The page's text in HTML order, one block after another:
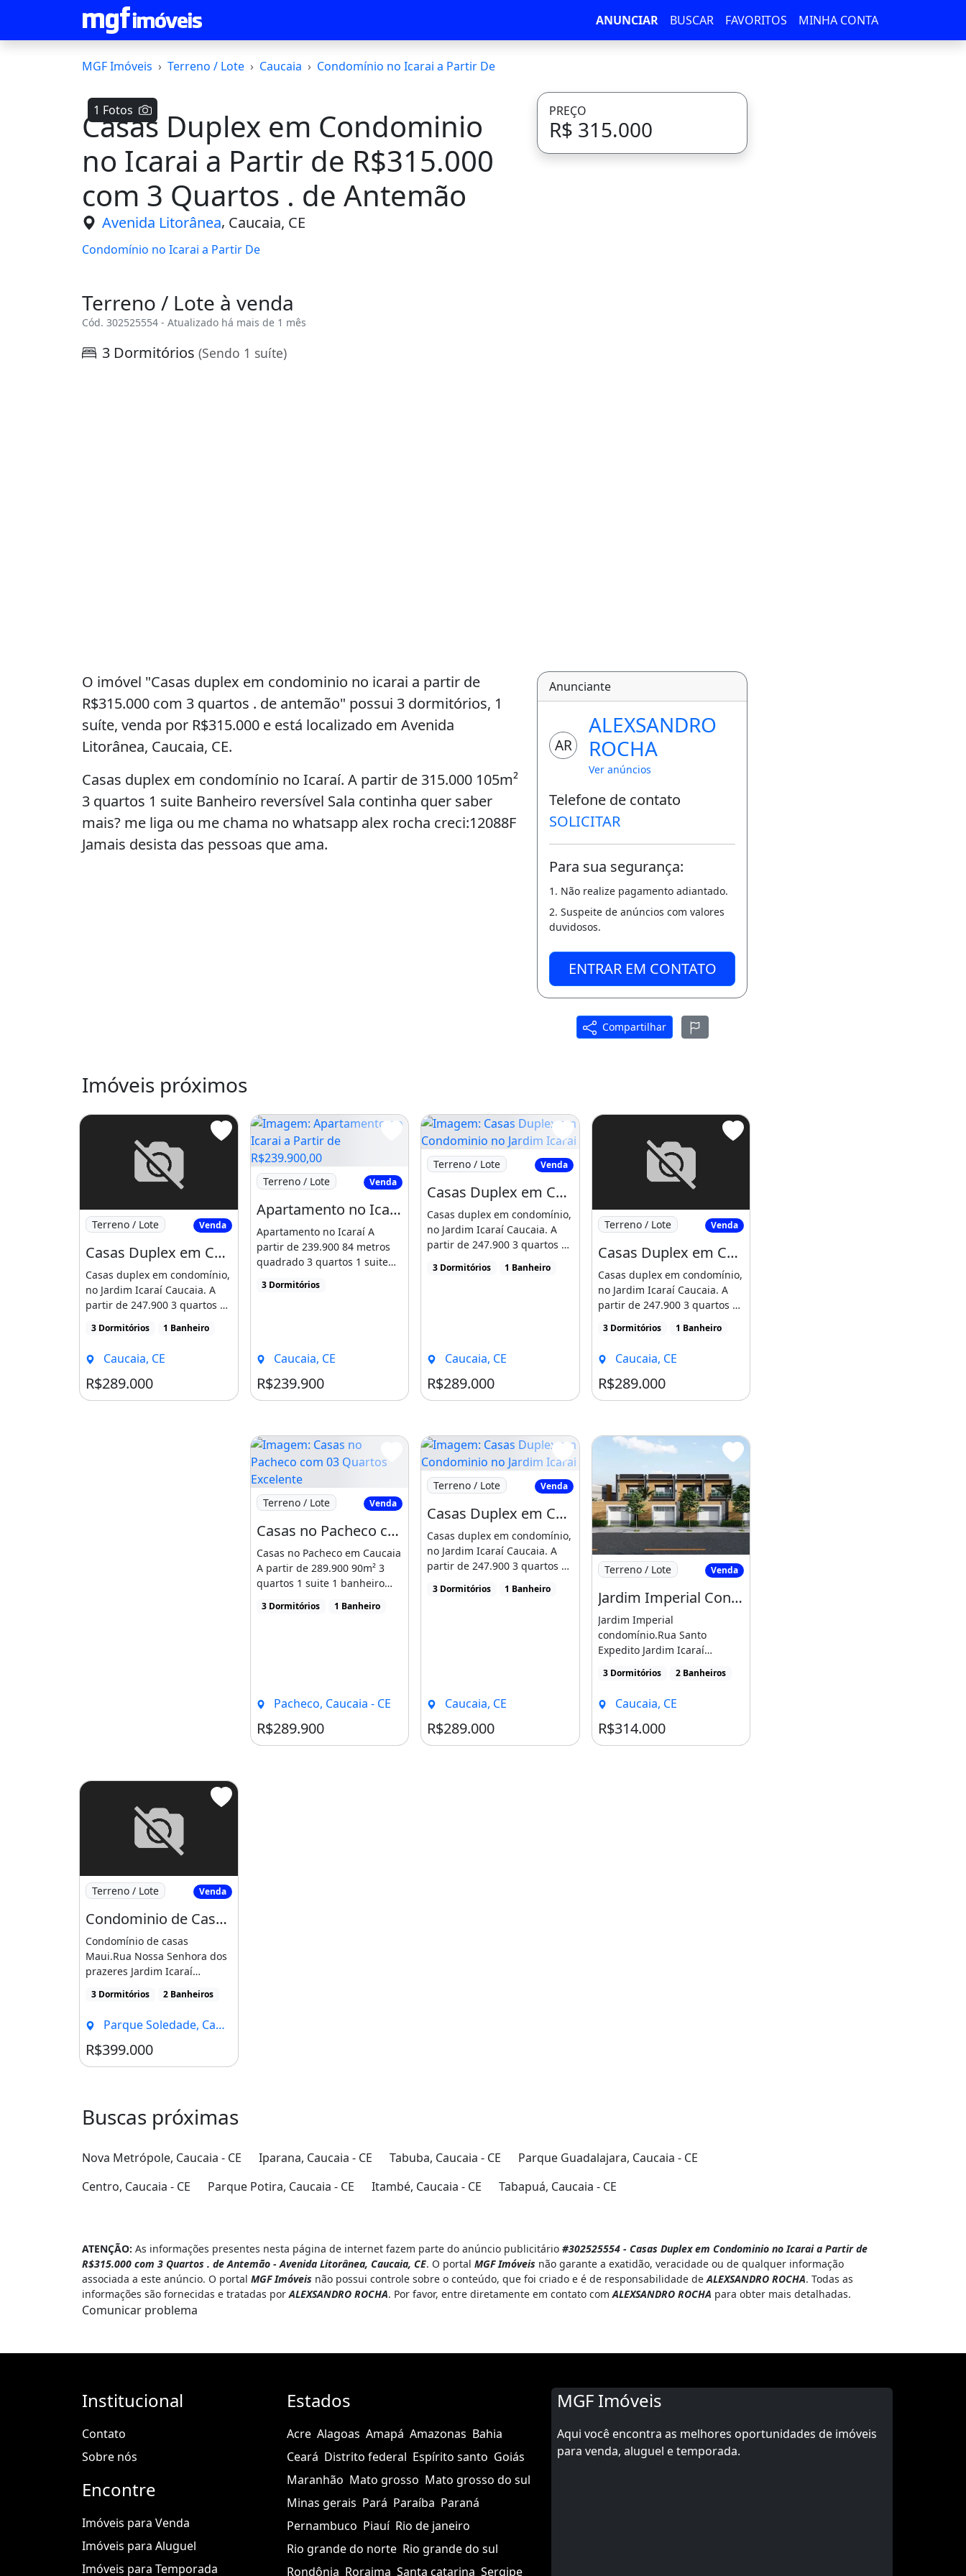
ANUNCIAR BUSCAR FAVORITOS MINHA CONTA
MGF Imóveis Terreno / Lote Caucaia Condomínio no Icarai a Partir De
1 Fotos
Casas Duplex em Condominio
no Icarai a Partir de R$315.000
com 3 Quartos . de Antemão
Avenida Litorânea, Caucaia, CE
Condomínio no Icarai a Partir De
Terreno / Lote à venda
Cód. 302525554 - Atualizado há mais de 1 mês
3 Dormitórios (Sendo 1 suíte)
PREÇO
R$ 315.000
O imóvel "Casas duplex em condominio no icarai a partir de
R$315.000 com 3 quartos . de antemão" possui 3 dormitórios, 1
suíte, venda por R$315.000 e está localizado em Avenida
Litorânea, Caucaia, CE.
Casas duplex em condomínio no Icaraí. A partir de 315.000 105m²
3 quartos 1 suite Banheiro reversível Sala continha quer saber
mais? me liga ou me chama no whatsapp alex rocha creci:12088F
Jamais desista das pessoas que ama.
Anunciante
AR
ALEXSANDRO
ROCHA
Ver anúncios
Telefone de contato
SOLICITAR
Para sua segurança:
1. Não realize pagamento adiantado.
2. Suspeite de anúncios com valores
duvidosos.
ENTRAR EM CONTATO
Compartilhar
Imóveis próximos
Imagem: Casas Duplex em Condominio no Jardim Icarai
Terreno / Lote Venda
Casas Duplex em Condominio no Jardim Icarai Caucaia 03 Quartos. Salmos 91 7
Casas duplex em condomínio,
no Jardim Icaraí Caucaia. A
partir de 247.900 3 quartos 1
3 Dormitórios 1 Banheiro
Caucaia, CE
R$289.000
Imagem: Apartamento no Icarai a Partir de R$239.900,00
Terreno / Lote Venda
Apartamento no Icarai a Partir de R$239.900,00 C0M 03 Quartos 01 Suite. De Antemão
Apartamento no Icaraí A
partir de 239.900 84 metros
quadrado 3 quartos 1 suite
3 Dormitórios
Caucaia, CE
R$239.900
Imagem: Casas Duplex em Condominio no Jardim Icarai
Terreno / Lote Venda
Casas Duplex em Condominio no Jardim Icarai Caucaia 03 Quartos. Hebreus 11 6
Casas duplex em condomínio,
no Jardim Icaraí Caucaia. A
partir de 247.900 3 quartos 1
3 Dormitórios 1 Banheiro
Caucaia, CE
R$289.000
Imagem: Casas Duplex em Condominio no Jardim Icarai
Terreno / Lote Venda
Casas Duplex em Condominio no Jardim Icarai Caucaia 03 Quartos. Conheça Já
Casas duplex em condomínio,
no Jardim Icaraí Caucaia. A
partir de 247.900 3 quartos 1
3 Dormitórios 1 Banheiro
Caucaia, CE
R$289.000
Imagem: Casas no Pacheco com 03 Quartos Excelente
Terreno / Lote Venda
Casas no Pacheco com 03 Quartos Excelente Localizacao. Prontamente
Casas no Pacheco em Caucaia
A partir de 289.900 90m² 3
quartos 1 suite 1 banheiro
3 Dormitórios 1 Banheiro
Pacheco, Caucaia - CE
R$289.900
Imagem: Casas Duplex em Condominio no Jardim Icarai
Terreno / Lote Venda
Casas Duplex em Condominio no Jardim Icarai Caucaia 03 Quartos. Conte com a Gente
Casas duplex em condomínio,
no Jardim Icaraí Caucaia. A
partir de 247.900 3 quartos 1
3 Dormitórios 1 Banheiro
Caucaia, CE
R$289.000
Imagem: Jardim Imperial Condominio de Casas com
Terreno / Lote Venda
Jardim Imperial Condominio de Casas com 03 Quartos com Suite Lazer Completo. Chegue
Jardim Imperial
condomínio.Rua Santo
Expedito Jardim Icaraí
suite 2 banheiro [...]
3 Dormitórios 2 Banheiros
Caucaia, CE
R$314.000
Imagem: Condominio de Casas Maui com 03 Quartos
Terreno / Lote Venda
Condominio de Casas Maui com 03 Quartos e Vagas para 02 Carros!!!!. Prontamente
Condomínio de casas
Maui.Rua Nossa Senhora dos
prazeres Jardim Icaraí
quartos [...]
3 Dormitórios 2 Banheiros
Parque Soledade, Caucaia - CE
R$399.000
Buscas próximas
Nova Metrópole, Caucaia - CE Iparana, Caucaia - CE Tabuba, Caucaia - CE
Parque Guadalajara, Caucaia - CE
Centro, Caucaia - CE
Parque Potira, Caucaia - CE Itambé, Caucaia - CE Tabapuá, Caucaia - CE
ATENÇÃO: As informações presentes nesta página de internet fazem parte do anúncio publicitário #302525554 - Casas Duplex em Condominio no Icarai a Partir de
R$315.000 com 3 Quartos . de Antemão - Avenida Litorânea, Caucaia, CE. O portal MGF Imóveis não garante a exatidão, veracidade ou de qualquer informação
associada a este anúncio. O portal MGF Imóveis não possui controle sobre o conteúdo, que foi criado e é de responsabilidade deALEXSANDRO ROCHA. Todas as
informações são fornecidas e tratadas porALEXSANDRO ROCHA. Por favor, entre diretamente em contato comALEXSANDRO ROCHA para obter mais detalhadas.
Comunicar problema
Institucional
Contato
Sobre nós
Encontre
Imóveis para Venda
Imóveis para Aluguel
Imóveis para Temporada
Estados
Acre Alagoas Amapá Amazonas Bahia
Ceará Distrito federal Espírito santo Goiás
Maranhão Mato grosso Mato grosso do sul
Minas gerais Pará Paraíba Paraná
Pernambuco Piauí Rio de janeiro
Rio grande do norte Rio grande do sul
Rondônia Roraima Santa catarina Sergipe
MGF Imóveis
Aqui você encontra as melhores oportunidades de imóveis
para venda, aluguel e temporada.